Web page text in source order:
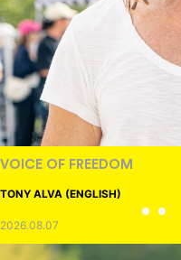
VOICE OF FREEDOM
TONY ALVA (ENGLISH)
2026.08.07